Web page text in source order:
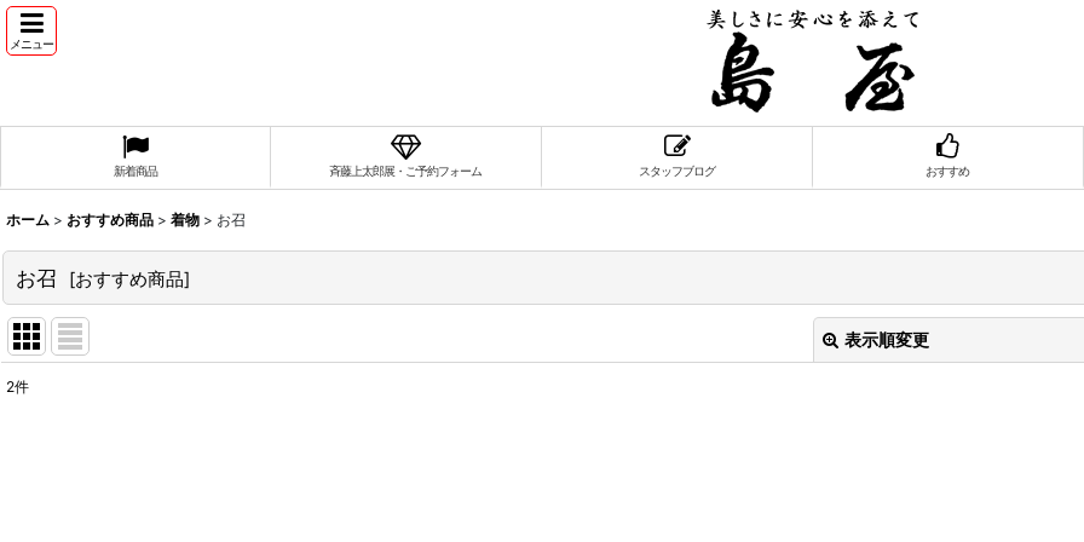
メニュー
新着商品 斉藤上太郎展・ご予約フォーム スタッフブログ おすすめ
ホーム > おすすめ商品 > 着物 > お召
お召 [おすすめ商品]
表示順変更
2件